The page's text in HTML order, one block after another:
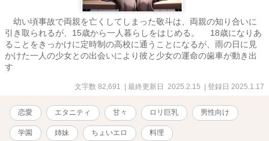
幼い頃事故で両親を亡くしてしまった敬斗は、両親の知り合いに
引き取られるが、15歳から一人暮らしをはじめる。 18歳になりあ
ることをきっかけに定時制の高校に通うことになるが、雨の日に見
かけた一人の少女との出会いにより彼と少女の運命の歯車が動き出
す
文字数 82,691 | 最終更新日 2025.2.15 | 登録日 2025.1.17
恋愛 エタニティ 甘々 ロリ巨乳 男性向け
学園 姉妹 ちょいエロ 料理